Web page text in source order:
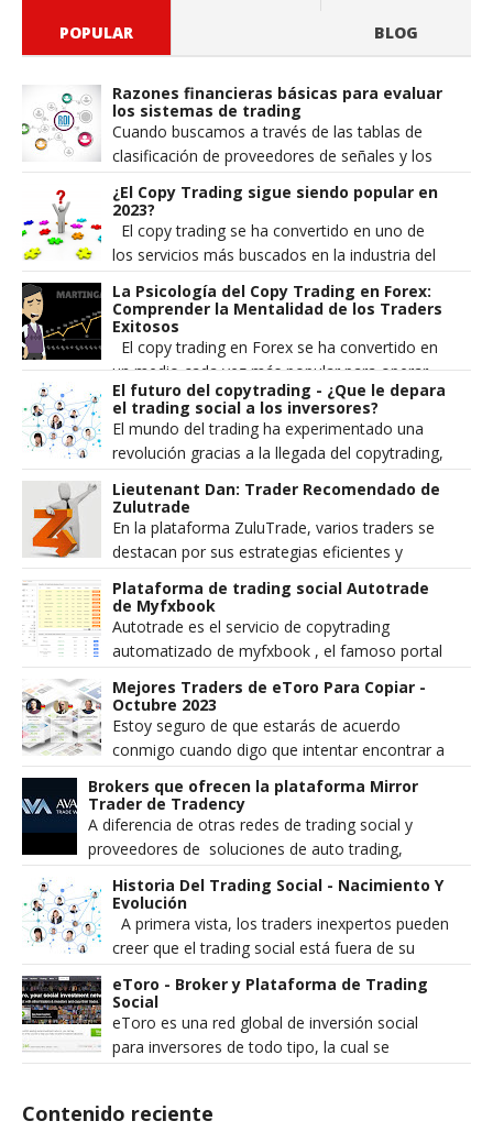
POPULAR BLOG
Razones financieras básicas para evaluar
los sistemas de trading
Cuando buscamos a través de las tablas de
clasificación de proveedores de señales y los
gráficos de rendimiento de estos traders e...
¿El Copy Trading sigue siendo popular en
2023?
El copy trading se ha convertido en uno de
los servicios más buscados en la industria del
trading minorista. Se popularizó a principios
de...
La Psicología del Copy Trading en Forex:
Comprender la Mentalidad de los Traders
Exitosos
El copy trading en Forex se ha convertido en
un medio cada vez más popular para operar
en el mercado de divisas. Implica copiar las
operac...
El futuro del copytrading - ¿Que le depara
el trading social a los inversores?
El mundo del trading ha experimentado una
revolución gracias a la llegada del copytrading,
una forma innovadora de invertir en los
mercados ...
Lieutenant Dan: Trader Recomendado de
Zulutrade
En la plataforma ZuluTrade, varios traders se
destacan por sus estrategias eficientes y
resultados consistentes en el mercado
financiero. Un...
Plataforma de trading social Autotrade
de Myfxbook
Autotrade es el servicio de copytrading
automatizado de myfxbook , el famoso portal
comunidad de trading. Esta revisión sólo se
centra en ...
Mejores Traders de eToro Para Copiar -
Octubre 2023
Estoy seguro de que estarás de acuerdo
conmigo cuando digo que intentar encontrar a
los mejores traders de eToro para copiar no
es tan fáci...
Brokers que ofrecen la plataforma Mirror
Trader de Tradency
A diferencia de otras redes de trading social y
proveedores de soluciones de auto trading,
Tradency no actúa como broker y es ...
Historia Del Trading Social - Nacimiento Y
Evolución
A primera vista, los traders inexpertos pueden
creer que el trading social está fuera de su
alcance y que solo los traders profesionales p...
eToro - Broker y Plataforma de Trading
Social
eToro es una red global de inversión social
para inversores de todo tipo, la cual se
especializa en divisas (Forex), materias pri...
Contenido reciente